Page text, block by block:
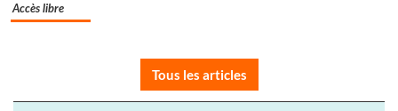
Accès libre
Tous les articles